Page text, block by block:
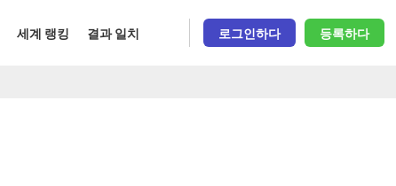
세계 랭킹 결과 일치 로그인하다 등록하다